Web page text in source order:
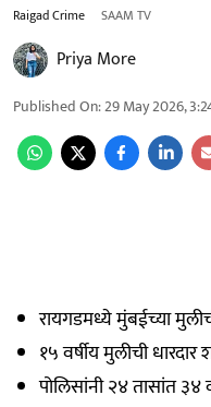
Raigad Crime SAAM TV
Priya More
Published On:29 May 2026,
रायगडमध्ये मुंबईच्या
१५ वर्षीय मुलीची धारदार
पोलिसांनी २४ तासांत ३४